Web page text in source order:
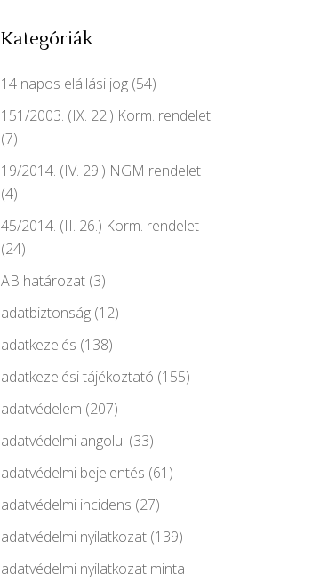
Kategóriák
14 napos elállási jog(54)
151/2003. (IX. 22.) Korm. rendelet
(7)
19/2014. (IV. 29.) NGM rendelet
(4)
45/2014. (II. 26.) Korm. rendelet
(24)
AB határozat(3)
adatbiztonság(12)
adatkezelés (138)
adatkezelési tájékoztató (155)
adatvédelem (207)
adatvédelmi angolul (33)
adatvédelmi bejelentés (61)
adatvédelmi incidens (27)
adatvédelmi nyilatkozat(139)
adatvédelmi nyilatkozat minta